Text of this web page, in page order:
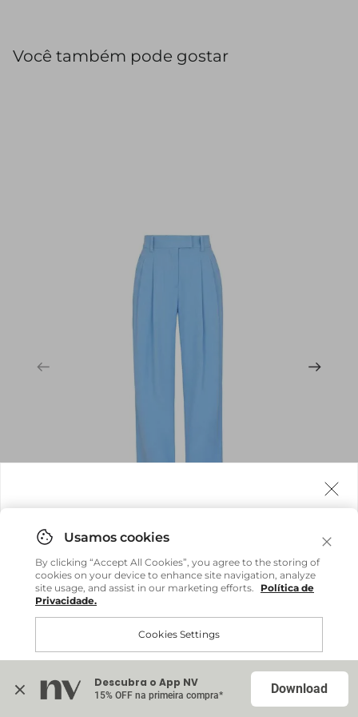
Você também pode gostar
Calça Beth - Azul Atlantico
R$ 479,20
Descubra o App NV
15% OFF na primeira compra* Download
em sua casa, não importa onde você estiver.
Comprar no site internacional
Internacional
By clicking “Accept All Cookies”, you agree to the storing of
cookies on your device to enhance site navigation, analyze
site usage, and assist in our marketing efforts.
Política de
Privacidade.
Cookies Settings
Accept All Cookies